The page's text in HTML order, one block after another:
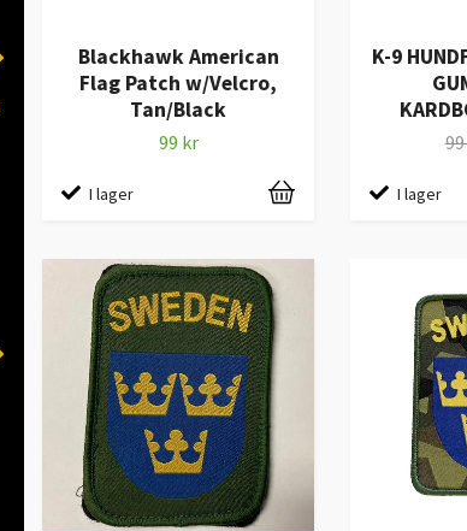
Blackhawk American
Flag Patch w/Velcro,
Tan/Black
99 kr
I lager
K-9
I lager